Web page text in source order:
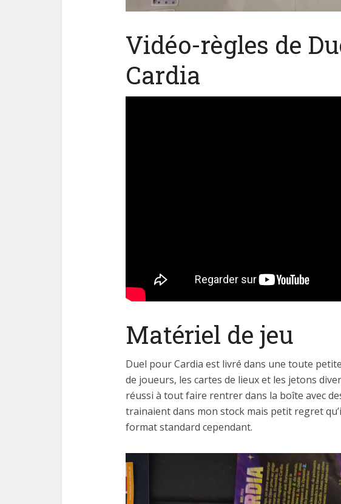
Vidéo-règles de
Cardia
Matériel de jeu
Duel pour Cardia est livré dans une toute
de joueurs, les cartes de lieux et les jetons
réussi à tout faire rentrer dans la boîte avec
trainaient dans mon stock mais petit regret
format standard cependant.